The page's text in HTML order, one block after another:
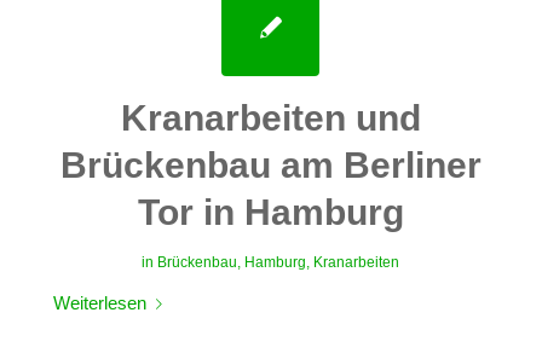
Kranarbeiten und
Brückenbau am Berliner
Tor in Hamburg
in Brückenbau Hamburg Kranarbeiten
Weiterlesen